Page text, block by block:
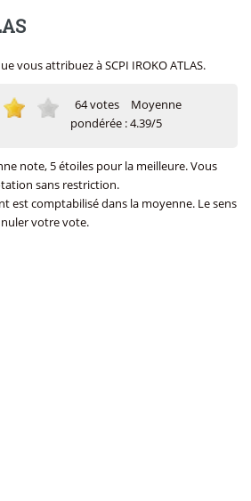
vous attribuez à SCPI IROKO ATLAS.
64 votes
Moyenne
pondérée : 4.39/5
note, 5 étoiles pour la meilleure. Vous
sans restriction.
est comptabilisé dans la moyenne. Le sens
votre vote.